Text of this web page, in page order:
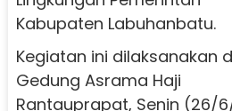
Kabupaten Labuhanbatu.
Kegiatan ini dilaksanakan
Gedung Asrama Haji
Rantauprapat, Senin (26/